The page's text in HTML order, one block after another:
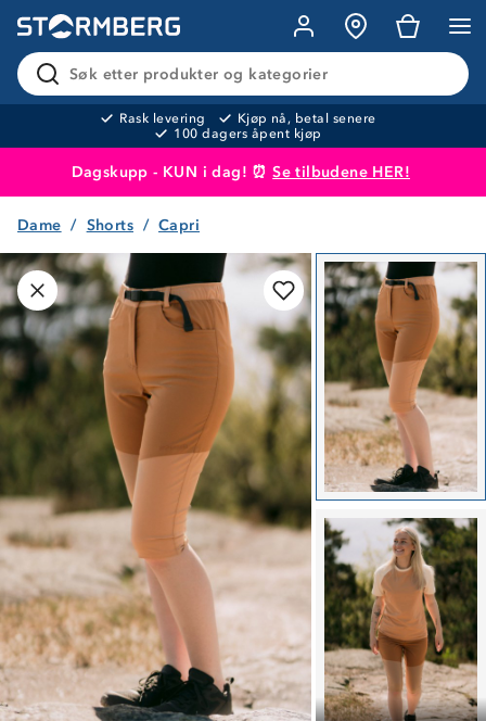
Søk etter produkter og kategorier
Rask levering
Kjøp nå, betal senere
100 dagers åpent kjøp
Dagskupp - KUN i dag! ⏰Se tilbudene HER!
Produktet er lagt i handlekurven
Dame Shorts Capri